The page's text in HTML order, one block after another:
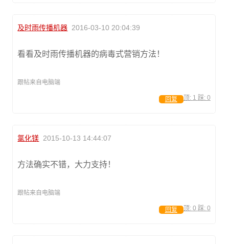
及时雨传播机器 2016-03-10 20:04:39
看看及时雨传播机器的病毒式营销方法！
跟帖来自电脑端
顶: 1 踩: 0
回复
氯化镁 2015-10-13 14:44:07
方法确实不错，大力支持！
跟帖来自电脑端
顶: 0 踩: 0
回复